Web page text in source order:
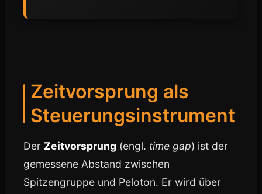
Zeitvorsprung als
Steuerungsinstrument
Der Zeitvorsprung (engl. time gap) ist der
gemessene Abstand zwischen
Spitzengruppe und Peloton. Er wird über